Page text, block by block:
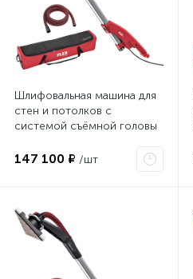
Шлифовальная машина для
стен и потолков с
системой съёмной головы
SH 494534
147 100 ₽ /шт